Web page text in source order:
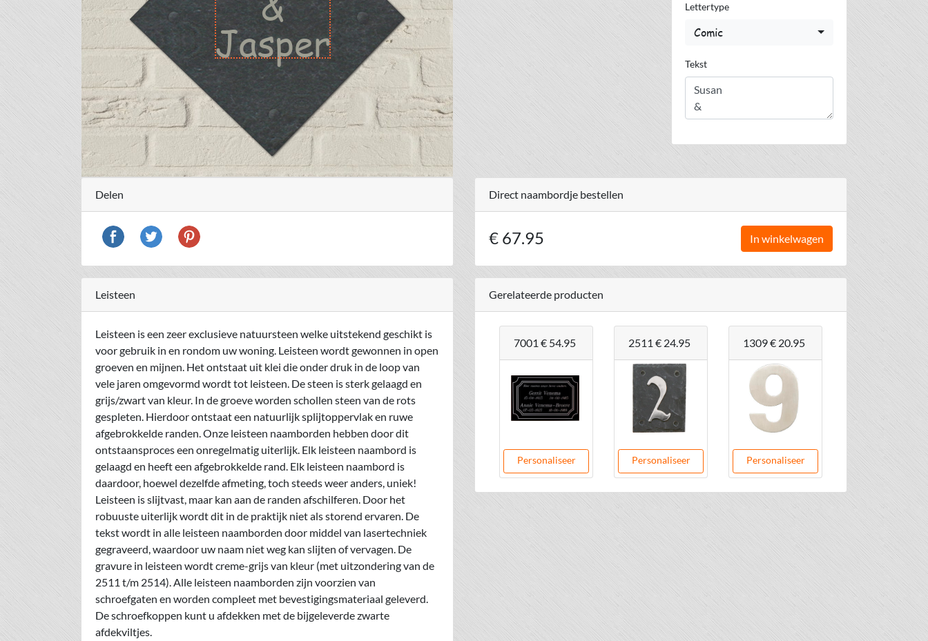
Lettertype
Comic
Tekst
Delen Direct naambordje bestellen
€ 67.95 In winkelwagen
Leisteen
Leisteen is een zeer exclusieve natuursteen welke uitstekend geschikt is
voor gebruik in en rondom uw woning. Leisteen wordt gewonnen in open
groeven en mijnen. Het ontstaat uit klei die onder druk in de loop van
vele jaren omgevormd wordt tot leisteen. De steen is sterk gelaagd en
grijs/zwart van kleur. In de groeve worden schollen steen van de rots
gespleten. Hierdoor ontstaat een natuurlijk splijtoppervlak en ruwe
afgebrokkelde randen. Onze leisteen naamborden hebben door dit
ontstaansproces een onregelmatig uiterlijk. Elk leisteen naambord is
gelaagd en heeft een afgebrokkelde rand. Elk leisteen naambord is
daardoor, hoewel dezelfde afmeting, toch steeds weer anders, uniek!
Leisteen is slijtvast, maar kan aan de randen afschilferen. Door het
robuuste uiterlijk wordt dit in de praktijk niet als storend ervaren. De
tekst wordt in alle leisteen naamborden door middel van lasertechniek
gegraveerd, waardoor uw naam niet weg kan slijten of vervagen. De
gravure in leisteen wordt creme-grijs van kleur (met uitzondering van de
2511 t/m 2514). Alle leisteen naamborden zijn voorzien van
schroefgaten en worden compleet met bevestigingsmateriaal geleverd.
De schroefkoppen kunt u afdekken met de bijgeleverde zwarte
afdekviltjes.
Gerelateerde producten
7001 € 54.95
Personaliseer
2511 € 24.95
Personaliseer
1309€ 20.95
Personaliseer